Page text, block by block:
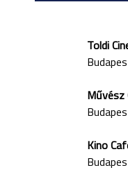
Toldi
Művész
Kino